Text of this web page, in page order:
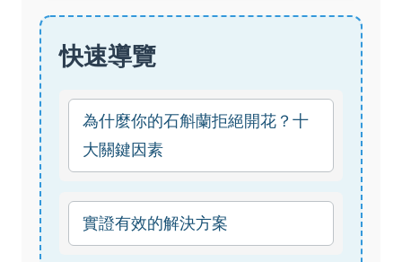
快速導覽
為什麼你的石斛蘭拒絕開花？十
大關鍵因素
實證有效的解決方案